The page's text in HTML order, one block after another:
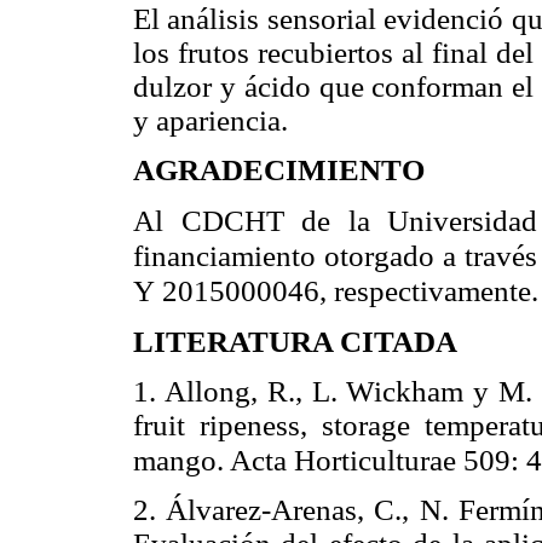
El análisis sensorial evidenció
los frutos recubiertos al final del
dulzor y ácido que conforman
y apariencia.
AGRADECIMIENTO
Al CDCHT de la
financiamiento otorgado a
Y 2015000046, respectivamente.
LITERATURA CITADA
1. Allong, R., L. Wickham y M.
fruit ripeness, storage
mango. Acta Horticulturae 509:
2. Álvarez-Arenas, C., N.